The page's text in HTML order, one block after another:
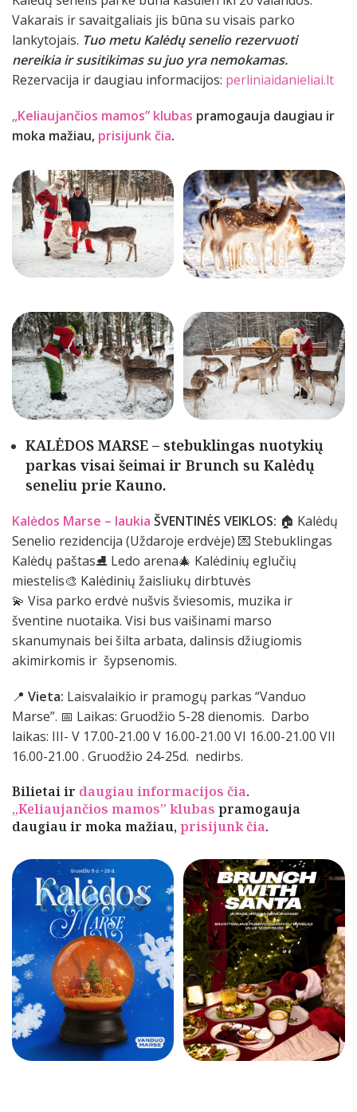
Vakarais ir savaitgaliais jis būna su visais parko
lankytojais. Tuo metu Kalėdų senelio rezervuoti
nereikia ir susitikimas su juo yra nemokamas.
Rezervacija ir daugiau informacijos: perliniaidanieliai.lt
„Keliaujančios mamos” klubas pramogauja daugiau ir
moka mažiau, prisijunk čia.
KALĖDOS MARSE – stebuklingas nuotykių
parkas visai šeimai ir Brunch su Kalėdų
seneliu prie Kauno.
Kalėdos Marse – laukia ŠVENTINĖS VEIKLOS: 🏠 Kalėdų
Senelio rezidencija (Uždaroje erdvėje) 💌 Stebuklingas
Kalėdų paštas⛸️ Ledo arena🎄 Kalėdinių eglučių
miestelis🎨 Kalėdinių žaisliukų dirbtuvės
💫 Visa parko erdvė nušvis šviesomis, muzika ir
šventine nuotaika. Visi bus vaišinami marso
skanumynais bei šilta arbata, dalinsis džiugiomis
akimirkomis ir šypsenomis.
📍 Vieta: Laisvalaikio ir pramogų parkas “Vanduo
Marse”. 📅 Laikas: Gruodžio 5-28 dienomis. Darbo
laikas: III- V 17.00-21.00 V 16.00-21.00 VI 16.00-21.00 VII
16.00-21.00 . Gruodžio 24-25d. nedirbs.
Bilietai ir daugiau informacijos čia.
„Keliaujančios mamos” klubas pramogauja
daugiau ir moka mažiau, prisijunk čia.